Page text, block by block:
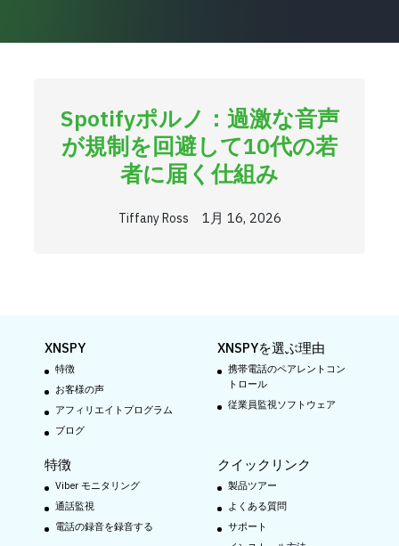
Spotifyポルノ：過激な音声
が規制を回避して10代の若
者に届く仕組み
Tiffany Ross 1月 16, 2026
XNSPY
特徴
お客様の声
アフィリエイトプログラム
ブログ
XNSPYを選ぶ理由
携帯電話のペアレントコン
トロール
従業員監視ソフトウェア
特徴
Viber モニタリング
通話監視
電話の録音を録音する
クイックリンク
製品ツアー
よくある質問
サポート